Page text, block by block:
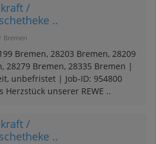
/
..
Bremen
Bremen, 28203 Bremen, 28209
28279 Bremen, 28335 Bremen |
unbefristet | Job-ID: 954800
Herzstück unserer REWE ..
/
..